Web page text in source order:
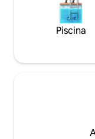
Piscina